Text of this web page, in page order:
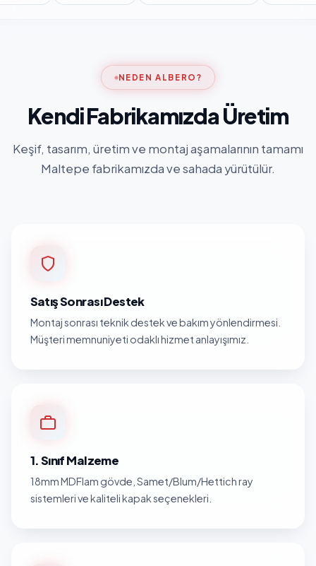
NEDEN ALBERO?
Kendi Fabrikamızda Üretim
Keşif, tasarım, üretim ve montaj aşamalarının tamamı
Maltepe fabrikamızda ve sahada yürütülür.
Satış Sonrası Destek
Montaj sonrası teknik destek ve bakım yönlendirmesi.
Müşteri memnuniyeti odaklı hizmet anlayışımız.
1. Sınıf Malzeme
18mm MDFlam gövde, Samet/Blum/Hettich ray
sistemleri ve kaliteli kapak seçenekleri.